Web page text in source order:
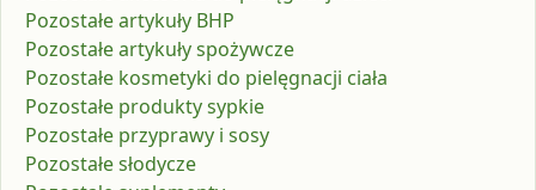
Pozostałe artykuły BHP
Pozostałe artykuły spożywcze
Pozostałe kosmetyki do pielęgnacji ciała
Pozostałe produkty sypkie
Pozostałe przyprawy i sosy
Pozostałe słodycze